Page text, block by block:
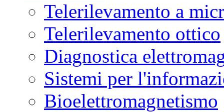
Telerilevamento a
Telerilevamento ottico
Diagnostica
Sistemi per
Bioelettromagnetismo